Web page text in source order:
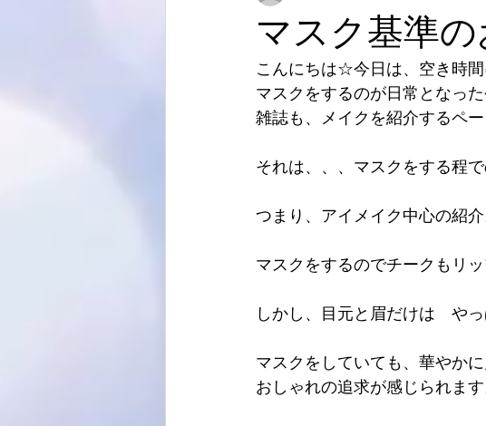
マスク基準
こんにちは☆今日は、空き時間
マスクをするのが日常となった
雑誌も、メイクを紹介するペ
それは、、、マスクをする程で
つまり、アイメイク中心の紹介
マスクをするのでチークもリ
しかし、目元と眉だけは　や
マスクをしていても、華やか
おしゃれの追求が感じられます